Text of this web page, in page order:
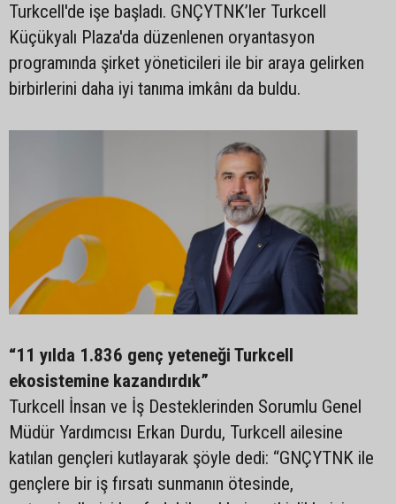
Turkcell'de işe başladı. GNÇYTNK’ler Turkcell
Küçükyalı Plaza'da düzenlenen oryantasyon
programında şirket yöneticileri ile bir araya gelirken
birbirlerini daha iyi tanıma imkânı da buldu.
“11 yılda 1.836 genç yeteneği Turkcell
ekosistemine kazandırdık”
Turkcell İnsan ve İş Desteklerinden Sorumlu Genel
Müdür Yardımcısı Erkan Durdu, Turkcell ailesine
katılan gençleri kutlayarak şöyle dedi: “GNÇYTNK ile
gençlere bir iş fırsatı sunmanın ötesinde,